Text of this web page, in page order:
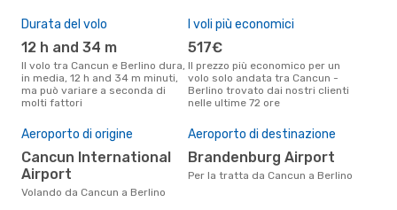
Durata del volo
12 h and 34 m
Il volo tra Cancun e Berlino dura,
in media, 12 h and 34 m minuti,
ma può variare a seconda di
molti fattori
I voli più economici
517€
Il prezzo più economico per un
volo solo andata tra Cancun -
Berlino trovato dai nostri clienti
nelle ultime 72 ore
Aeroporto di origine
Cancun International
Airport
Volando da Cancun a Berlino
Aeroporto di destinazione
Brandenburg Airport
Per la tratta da Cancun a Berlino